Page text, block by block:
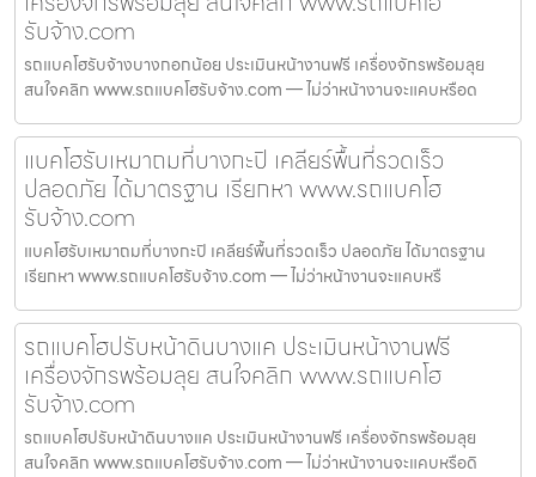
รับจ้าง.com
รถแบคโฮรับจ้างบางกอกน้อย ประเมินหน้างานฟรี เครื่องจักรพร้อมลุย
สนใจคลิก www.รถแบคโฮรับจ้าง.com — ไม่ว่าหน้างานจะแคบหรือด
แบคโฮรับเหมาถมที่บางกะปิ เคลียร์พื้นที่รวดเร็ว
ปลอดภัย ได้มาตรฐาน เรียกหา www.รถแบคโฮ
รับจ้าง.com
แบคโฮรับเหมาถมที่บางกะปิ เคลียร์พื้นที่รวดเร็ว ปลอดภัย ได้มาตรฐาน
เรียกหา www.รถแบคโฮรับจ้าง.com — ไม่ว่าหน้างานจะแคบหรื
รถแบคโฮปรับหน้าดินบางแค ประเมินหน้างานฟรี
เครื่องจักรพร้อมลุย สนใจคลิก www.รถแบคโฮ
รับจ้าง.com
รถแบคโฮปรับหน้าดินบางแค ประเมินหน้างานฟรี เครื่องจักรพร้อมลุย
สนใจคลิก www.รถแบคโฮรับจ้าง.com — ไม่ว่าหน้างานจะแคบหรือดิ